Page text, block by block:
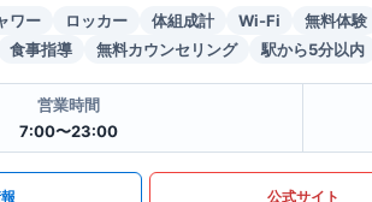
ワー ロッカー 体組成計 Wi-Fi
無料体験
食事指導 無料カウンセリング 駅から5分以内
営業時間
7:00〜23:00
公式サイト